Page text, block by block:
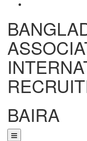
BAIRA